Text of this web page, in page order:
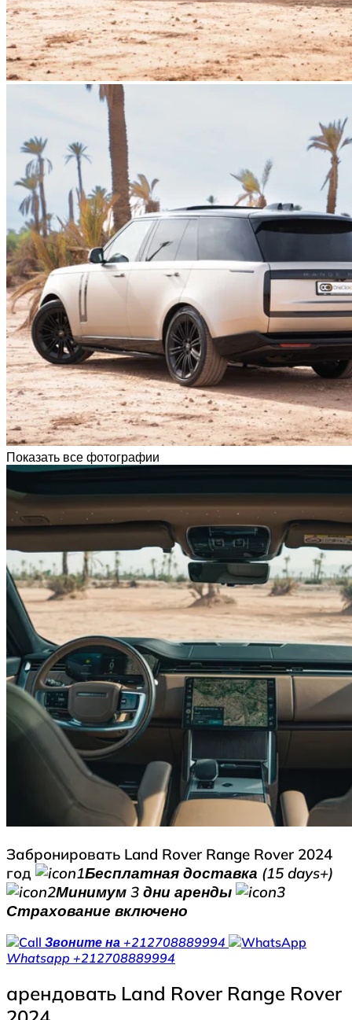
Показать все фотографии
Забронировать Land Rover Range Rover 2024
год
Бесплатная доставка (15 days+)
Минимум 3 дни аренды
Страхование включено
Звоните на +212708889994
Whatsapp +212708889994
арендовать Land Rover Range Rover